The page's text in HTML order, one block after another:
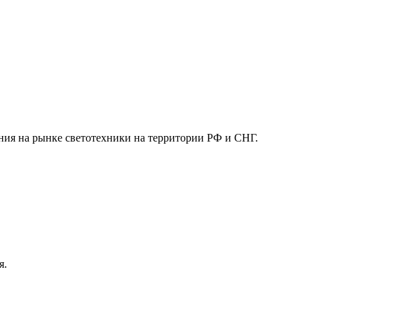
на рынке светотехники на территории РФ и СНГ.